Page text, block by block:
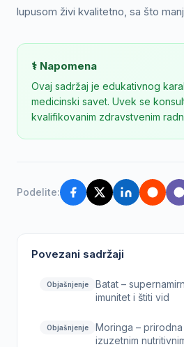
lupusom živi kvalitetno, sa što
⚕️ Napomena
Ovaj sadržaj je edukativnog
medicinski savet. Uvek se
kvalifikovanim zdravstvenim
Podelite:
Povezani sadržaji
Objašnjenje
Batat –
imunitet i štiti vid
Objašnjenje
Moringa –
izuzetnim